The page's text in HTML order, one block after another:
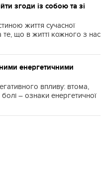
згоди із собою та зі
життя сучасної
що в житті кожного з нас
енергетичними
впливу: втома,
болі – ознаки енергетичної